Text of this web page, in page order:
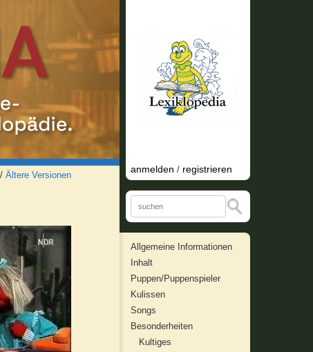
/ Ältere Versionen
anmelden / registrieren
Allgemeine Informationen
Inhalt
Puppen/Puppenspieler
Kulissen
Songs
Besonderheiten
Kultiges